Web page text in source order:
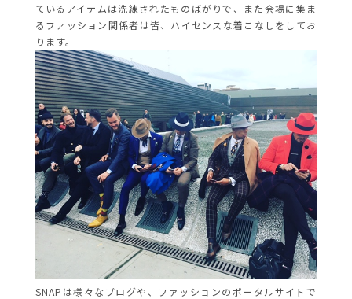
ているアイテムは洗練されたものばがりで、また会場に集ま
るファッション関係者は皆、ハイセンスな着こなしをしてお
ります。
SNAPは様々なブログや、ファッションのポータルサイトで